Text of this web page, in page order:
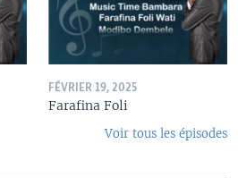
FÉVRIER 19, 2025
Farafina Foli
Voir tous les épisodes